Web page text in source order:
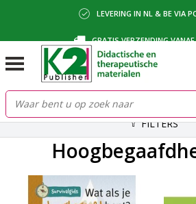
LEVERING IN NL & BE VIA
GRATIS VERZENDING
BETALING VIA IDEAL, BANCONTACT
FILTERS